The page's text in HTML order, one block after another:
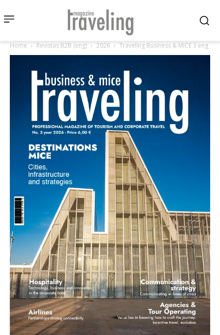
Home Revistas B2B (eng) 2026 Traveling Business & MICE 3 eng